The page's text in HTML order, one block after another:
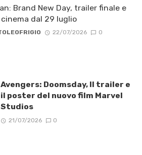
Brand New Day, trailer finale e
dal 29 luglio
22/07/2026 0
Avengers: Doomsday, Il trailer e
il poster del nuovo film Marvel
Studios
21/07/2026 0